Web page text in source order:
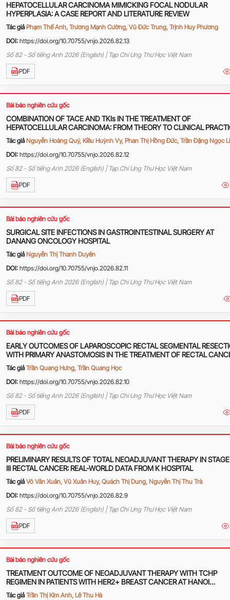
HEPATOCELLULAR CARCINOMA MIMICKING FOCAL NODULAR
HYPERPLASIA: A CASE REPORT AND LITERATURE REVIEW
Tác giả Phạm Thế Anh, Trương Mạnh Cường, Vũ Đức Trung, Trịnh Huy Phương
DOI: https://doi.org/10.70755/vnjo.2026.82.13
Số 82 - Số tiếng Anh 2026 (English) | Tạp Chí Ung Thư Học Việt Nam
PDF
Bài báo nghiên cứu gốc
COMBINATION OF TACE AND TKIs IN THE TREATMENT OF
HEPATOCELLULAR CARCINOMA: FROM THEORY TO CLINICAL
Tác giả Nguyễn Hoàng Quý, Kiều Huỳnh Vy, Phan Thị Hồng Đức, Trần Đặng Ngọc
DOI: https://doi.org/10.70755/vnjo.2026.82.12
Số 82 - Số tiếng Anh 2026 (English) | Tạp Chí Ung Thư Học Việt Nam
PDF
Bài báo nghiên cứu gốc
SURGICAL SITE INFECTIONS IN GASTROINTESTINAL SURGERY AT
DANANG ONCOLOGY HOSPITAL
Tác giả Nguyễn Thị Thanh Duyên
DOI: https://doi.org/10.70755/vnjo.2026.82.11
Số 82 - Số tiếng Anh 2026 (English) | Tạp Chí Ung Thư Học Việt Nam
PDF
Bài báo nghiên cứu gốc
EARLY OUTCOMES OF LAPAROSCOPIC RECTAL SEGMENTAL
WITH PRIMARY ANASTOMOSIS IN THE TREATMENT OF RECTAL
AT VIET TIEP FRIENDSHIP HOSPITAL
Tác giả Trần Quang Hưng, Trần Quang Học
DOI: https://doi.org/10.70755/vnjo.2026.82.10
Số 82 - Số tiếng Anh 2026 (English) | Tạp Chí Ung Thư Học Việt Nam
PDF
Bài báo nghiên cứu gốc
PRELIMINARY RESULTS OF TOTAL NEOADJUVANT THERAPY IN
III RECTAL CANCER: REAL-WORLD DATA FROM K HOSPITAL
Tác giả Võ Văn Xuân, Vũ Xuân Huy, Quách Thị Dung, Nguyễn Thị Thu Trà
DOI: https://doi.org/10.70755/vnjo.2026.82.9
Số 82 - Số tiếng Anh 2026 (English) | Tạp Chí Ung Thư Học Việt Nam
PDF
Bài báo nghiên cứu gốc
TREATMENT OUTCOME OF NEOADJUVANT THERAPY WITH TCHP
REGIMEN IN PATIENTS WITH HER2+ BREAST CANCER AT HANOI
ONCOLOGY HOSPITAL
Tác giả Trần Thị Kim Anh, Lê Thu Hà